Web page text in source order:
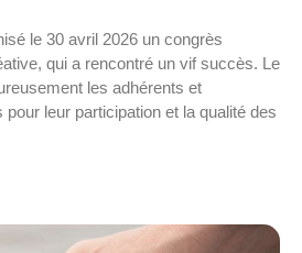
le 30 avril 2026 un congrès
qui a rencontré un vif succès. Le
les adhérents et
leur participation et la qualité des